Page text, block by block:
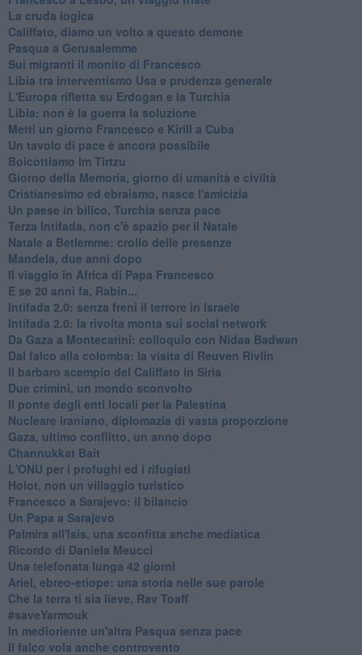
La cruda logica
Califfato, diamo un volto a questo demone
Pasqua a Gerusalemme
Sui migranti il monito di Francesco
Libia tra interventismo Usa e prudenza generale
L'Europa rifletta su Erdogan e la Turchia
Libia: non è la guerra la soluzione
Metti un giorno Francesco e Kirill a Cuba
Un tavolo di pace è ancora possibile
Boicottiamo Im Tirtzu
Giorno della Memoria, giorno di umanità e civiltà
Cristianesimo ed ebraismo, nasce l'amicizia
Un paese in bilico, Turchia senza pace
Terza Intifada, non c'è spazio per il Natale
Natale a Betlemme: crollo delle presenze
Mandela, due anni dopo
Il viaggio in Africa di Papa Francesco
E se 20 anni fa, Rabin...
Intifada 2.0: senza freni il terrore in Israele
Intifada 2.0: la rivolta monta sui social network
Da Gaza a Montecatini: colloquio con Nidaa Badwan
Dal falco alla colomba: la visita di Reuven Rivlin
Il barbaro scempio del Califfato in Siria
Due crimini, un mondo sconvolto
Il ponte degli enti locali per la Palestina
Nucleare iraniano, diplomazia di vasta proporzione
Gaza, ultimo conflitto, un anno dopo
Channukkat Bait
L'ONU per i profughi ed i rifugiati
Holot, non un villaggio turistico
Francesco a Sarajevo: il bilancio
Un Papa a Sarajevo
Palmira all'Isis, una sconfitta anche mediatica
Ricordo di Daniela Meucci
​Una telefonata lunga 42 giorni
​Ariel, ebreo-etiope: una storia nelle sue parole
Che la terra ti sia lieve, Rav Toaff
​#saveYarmouk
​In medioriente un'altra Pasqua senza pace
​Il falco vola anche controvento